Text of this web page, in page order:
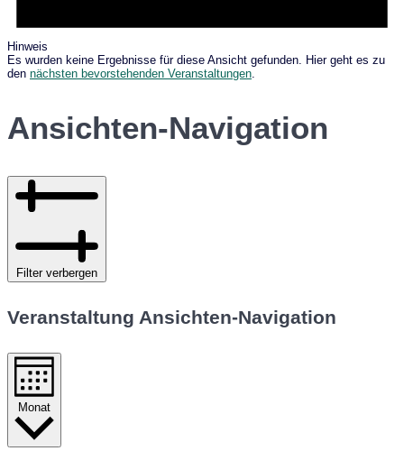
Hinweis
Es wurden keine Ergebnisse für diese Ansicht gefunden. Hier geht es zu
den nächsten bevorstehenden Veranstaltungen.
Ansichten-Navigation
Filter verbergen
Veranstaltung Ansichten-Navigation
Monat